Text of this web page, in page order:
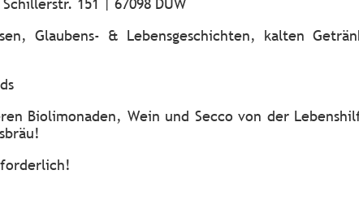
151 | 67098 DÜW
Glaubens- & Lebensgeschichten, kalten
Biolimonaden, Wein und Secco von der